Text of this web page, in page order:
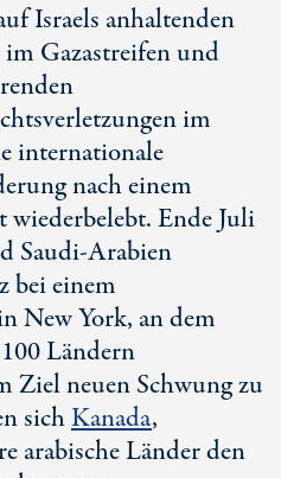
Israels anhaltenden
Gazastreifen und
im
internationale
nach einem
wiederbelebt. Ende Juli
Saudi-Arabien
bei einem
New York, an dem
100 Ländern
Ziel neuen Schwung zu
sichKanada,
arabische Länder den